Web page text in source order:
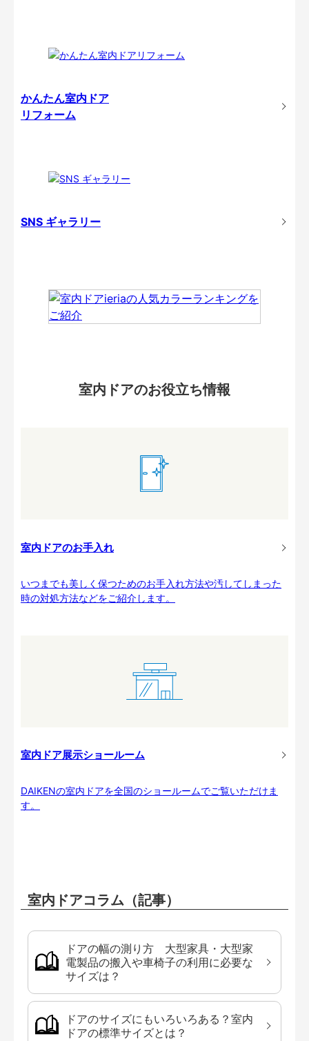
かんたん室内ドア
リフォーム
SNS ギャラリー
室内ドアのお役立ち情報
室内ドアのお手入れ
いつまでも美しく保つためのお手入れ方法や汚してしまった
時の対処方法などをご紹介します。
室内ドア展示ショールーム
DAIKENの室内ドアを全国のショールームでご覧いただけま
す。
室内ドアコラム（記事）
ドアの幅の測り方 大型家具・大型家
電製品の搬入や車椅子の利用に必要な
サイズは？
ドアのサイズにもいろいろある？室内
ドアの標準サイズとは？